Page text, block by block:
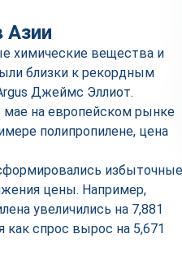
химические вещества и
близки к рекордным
Джеймс Эллиот.
мае на европейском рынке
полипропилене, цена
избыточные
цены. Например,
увеличились на 7,881
как спрос вырос на 5,671